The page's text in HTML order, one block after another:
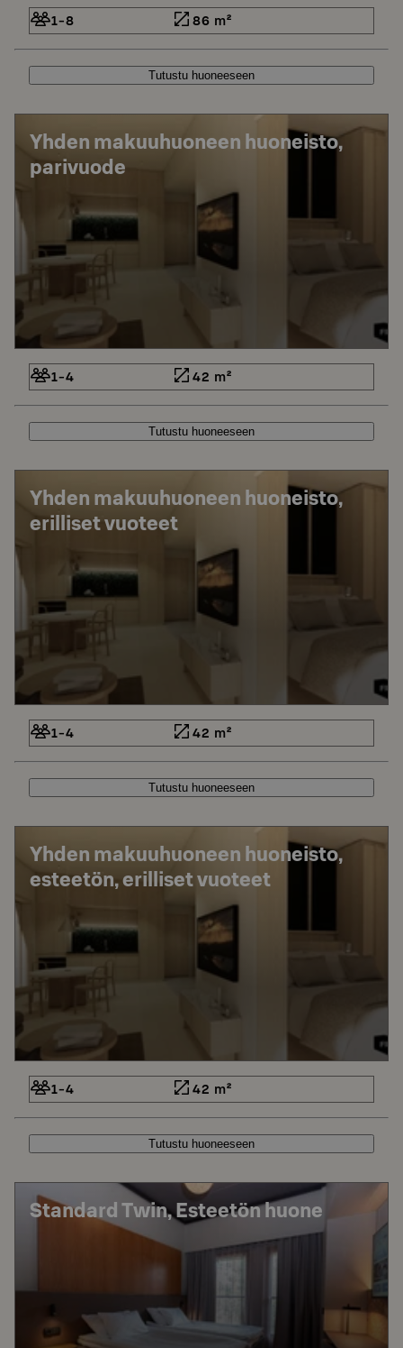
1-8 86 m²
Tutustu huoneeseen
Yhden makuuhuoneen huoneisto,
parivuode
1-4 42 m²
Tutustu huoneeseen
Yhden makuuhuoneen huoneisto,
erilliset vuoteet
1-4 42 m²
Tutustu huoneeseen
Yhden makuuhuoneen huoneisto,
esteetön, erilliset vuoteet
1-4 42 m²
Tutustu huoneeseen
Standard Twin, Esteetön huone